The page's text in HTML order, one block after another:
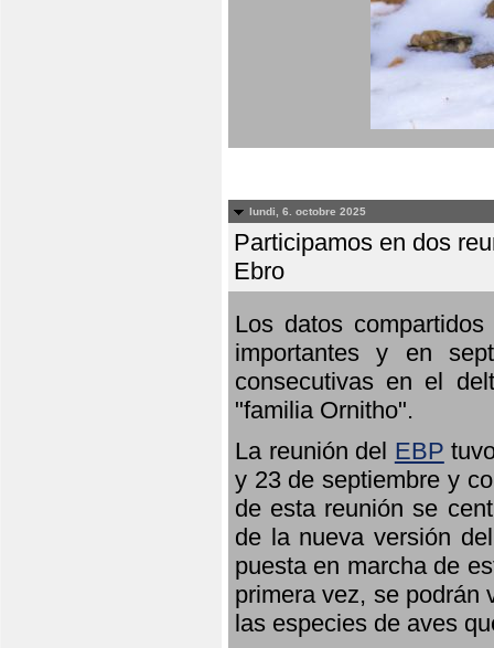
lundi, 6. octobre 2025
Participamos en dos
Ebro
Los datos
importantes y en
consecutivas en el
"familia Ornitho".
La reunión del EBP
y 23 de septiembre y
de esta reunión se
de la nueva versión
puesta en marcha de
primera vez, se podrán
las especies de aves